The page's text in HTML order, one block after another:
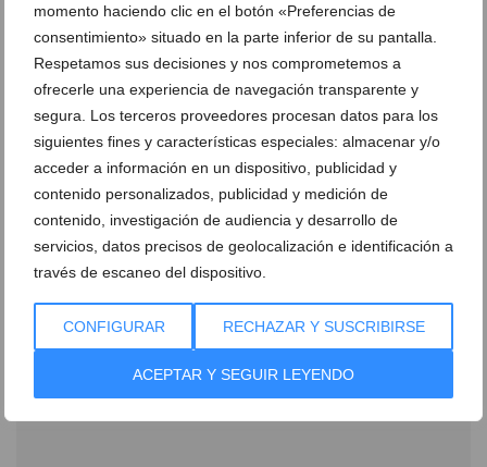
momento haciendo clic en el botón «Preferencias de
consentimiento» situado en la parte inferior de su pantalla.
Respetamos sus decisiones y nos comprometemos a
ofrecerle una experiencia de navegación transparente y
segura. Los terceros proveedores procesan datos para los
siguientes fines y características especiales: almacenar y/o
acceder a información en un dispositivo, publicidad y
contenido personalizados, publicidad y medición de
contenido, investigación de audiencia y desarrollo de
servicios, datos precisos de geolocalización e identificación a
través de escaneo del dispositivo.
CONFIGURAR RECHAZAR Y SUSCRIBIRSE
ACEPTAR Y SEGUIR LEYENDO
Newsletter